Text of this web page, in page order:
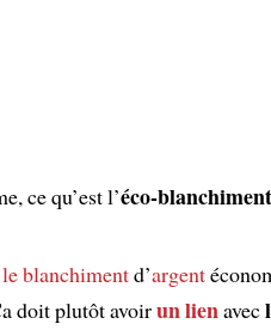
ce qu’est l’éco-blanchiment
le blanchimentd’argent
doit plutôt avoirun lienavec